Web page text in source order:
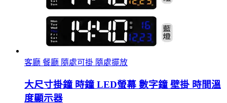
客廳 餐廳 隨處可掛 隨處擺放
大尺寸掛鐘 時鐘 LED螢幕 數字鐘 壁掛 時間溫
度顯示器